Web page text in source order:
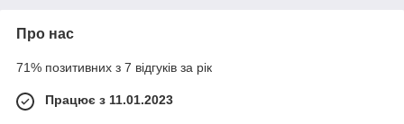
Про нас
71% позитивних з 7 відгуків за рік
Працює з 11.01.2023